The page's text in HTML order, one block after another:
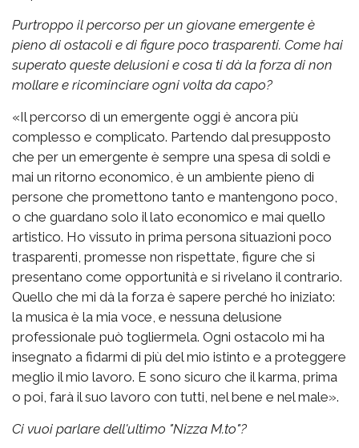
Purtroppo il percorso per un giovane emergente è
pieno di ostacoli e di figure poco trasparenti. Come hai
superato queste delusioni e cosa ti dà la forza di non
mollare e ricominciare ogni volta da capo?
«Il percorso di un emergente oggi è ancora più
complesso e complicato. Partendo dal presupposto
che per un emergente è sempre una spesa di soldi e
mai un ritorno economico, è un ambiente pieno di
persone che promettono tanto e mantengono poco,
o che guardano solo il lato economico e mai quello
artistico. Ho vissuto in prima persona situazioni poco
trasparenti, promesse non rispettate, figure che si
presentano come opportunità e si rivelano il contrario.
Quello che mi dà la forza è sapere perché ho iniziato:
la musica è la mia voce, e nessuna delusione
professionale può togliermela. Ogni ostacolo mi ha
insegnato a fidarmi di più del mio istinto e a proteggere
meglio il mio lavoro. E sono sicuro che il karma, prima
o poi, farà il suo lavoro con tutti, nel bene e nel male».
Ci vuoi parlare dell'ultimo "Nizza M.to"?